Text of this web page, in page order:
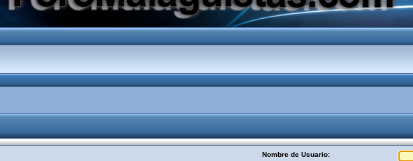
Nombre de Usuario: